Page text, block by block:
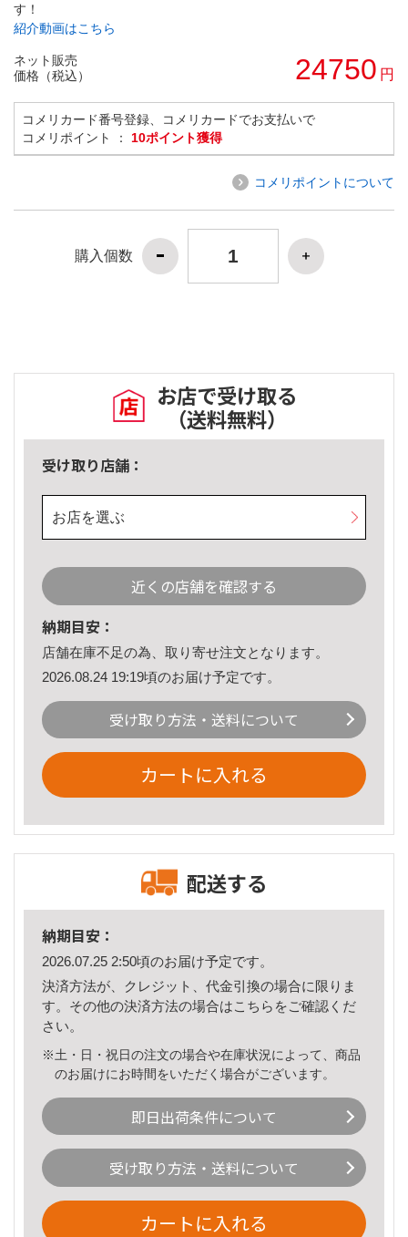
す！
紹介動画はこちら
ネット販売
価格（税込）
24750 円
コメリカード番号登録、コメリカードでお支払いで
コメリポイント ： 10ポイント獲得
コメリポイントについて
購入個数
お店で受け取る
（送料無料）
受け取り店舗：
お店を選ぶ
近くの店舗を確認する
納期目安：
店舗在庫不足の為、取り寄せ注文となります。
2026.08.24 19:19頃のお届け予定です。
受け取り方法・送料について
カートに入れる
配送する
納期目安：
2026.07.25 2:50頃のお届け予定です。
決済方法が、クレジット、代金引換の場合に限りま
す。その他の決済方法の場合はこちら をご確認くだ
さい。
※土・日・祝日の注文の場合や在庫状況によって、商品
のお届けにお時間をいただく場合がございます。
即日出荷条件について
受け取り方法・送料について
カートに入れる